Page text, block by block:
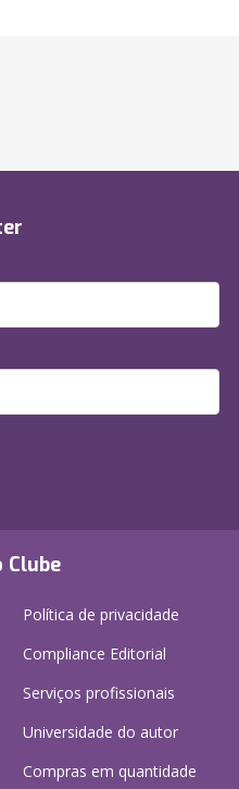
Clube
Política de privacidade
Compliance Editorial
Serviços profissionais
Universidade do autor
Compras em quantidade